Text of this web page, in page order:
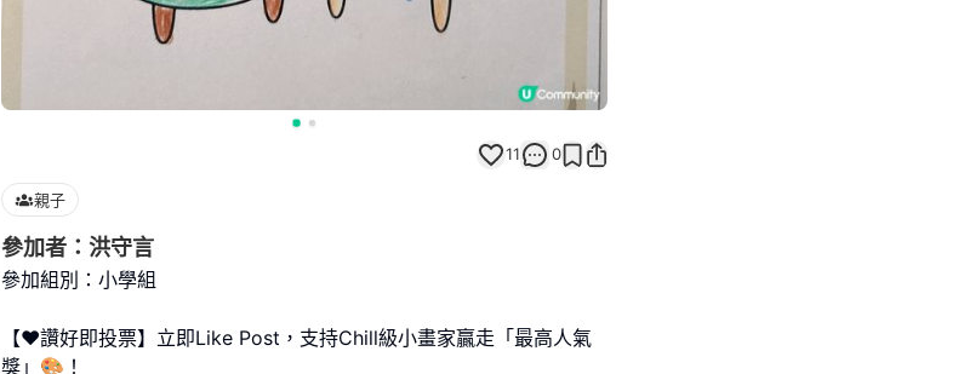
11 0
親子
參加者：洪守言
參加組別：小學組
【❤️讚好即投票】立即Like Post，支持Chill級小畫家贏走「最高人氣
獎」🎨！